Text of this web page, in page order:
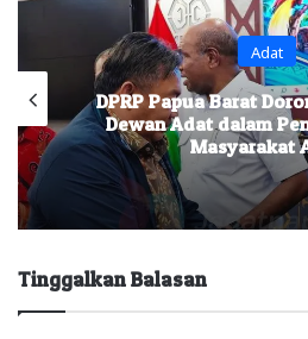
Adat
DPRP Papua Barat
Dewan Adat dalam
Masyarakat
Tinggalkan Balasan